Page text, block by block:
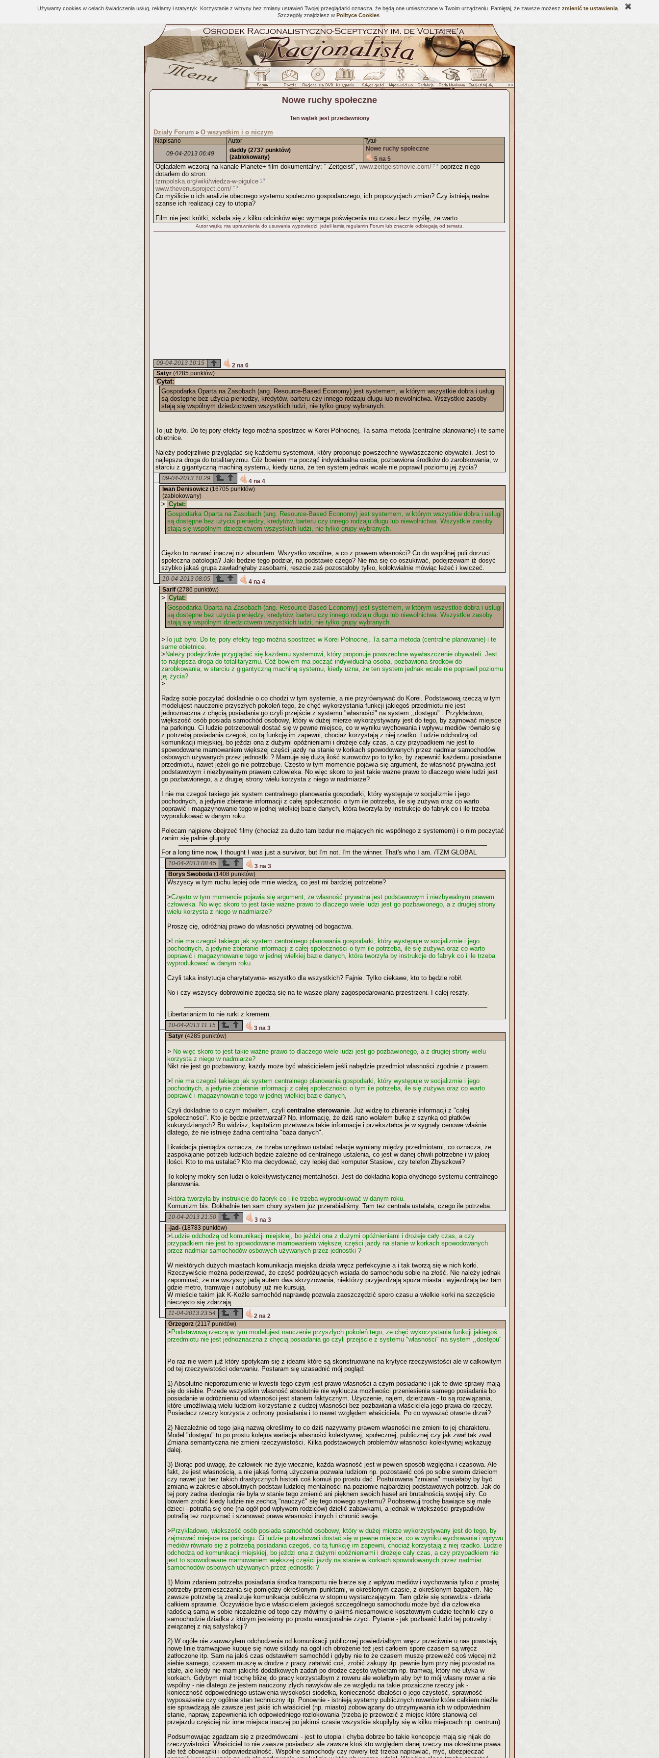
Używamy cookies w celach świadczenia usług, reklamy i statystyk. Korzystanie z witryny bez zmiany ustawień Twojej przeglądarki oznacza, że będą one umieszczane w Twoim urządzeniu. Pamiętaj, że zawsze możesz zmienić te ustawienia
Szczegóły znajdziesz w Polityce Cookies
Nowe ruchy społeczne
Ten wątek jest przedawniony
Działy Forum » O wszystkim i o niczym
Napisano Autor
Tytuł
09-04-2013 06:49
daddy (2737 punktów)
(zablokowany)
Nowe ruchy społeczne
5 na 5
Oglądałem wczoraj na kanale Planete+ film dokumentalny: " Zeitgeist", www.zeitgeistmovie.com/
poprzez niego
dotarłem do stron:
tzmpolska.org/wiki/wiedza-w-pigulce
www.thevenusproject.com/
Co myślicie o ich analizie obecnego systemu spoleczno gospodarczego, ich propozycjach zmian? Czy istnieją realne
szanse ich realizacji czy to utopia?
Film nie jest krótki, składa się z kilku odcinków więc wymaga poświęcenia mu czasu lecz myślę, że warto.
Autor wątku ma uprawnienia do usuwania wypowiedzi, jeżeli łamią regulamin Forum lub znacznie odbiegają od tematu.
09-04-2013 10:15
2 na 6
Satyr (4285 punktów)
Cytat:
Gospodarka Oparta na Zasobach (ang. Resource-Based Economy) jest systemem, w którym wszystkie dobra i usługi
są dostępne bez użycia pieniędzy, kredytów, barteru czy innego rodzaju długu lub niewolnictwa. Wszystkie zasoby
stają się wspólnym dziedzictwem wszystkich ludzi, nie tylko grupy wybranych.
To już było. Do tej pory efekty tego można spostrzec w Korei Północnej. Ta sama metoda (centralne planowanie) i te same
obietnice.
Należy podejrzliwie przyglądać się każdemu systemowi, który proponuje powszechne wywłaszczenie obywateli. Jest to
najlepsza droga do totalitaryzmu. Cóż bowiem ma począć indywidualna osoba, pozbawiona środków do zarobkowania, w
starciu z gigantyczną machiną systemu, kiedy uzna, że ten system jednak wcale nie poprawił poziomu jej życia?
09-04-2013 10:29
4 na 4
Iwan Denisowicz (16705 punktów)
(zablokowany)
> Cytat:
Gospodarka Oparta na Zasobach (ang. Resource-Based Economy) jest systemem, w którym wszystkie dobra i usługi
są dostępne bez użycia pieniędzy, kredytów, barteru czy innego rodzaju długu lub niewolnictwa. Wszystkie zasoby
stają się wspólnym dziedzictwem wszystkich ludzi, nie tylko grupy wybranych.
Ciężko to nazwać inaczej niż absurdem. Wszystko wspólne, a co z prawem własności? Co do wspólnej puli dorzuci
społeczna patologia? Jaki będzie tego podział, na podstawie czego? Nie ma się co oszukiwać, podejrzewam iż dosyć
szybko jakaś grupa zawładnęłaby zasobami, reszcie zaś pozostałoby tylko, kolokwialnie mówiąc leżeć i kwiczeć.
10-04-2013 08:05
4 na 4
Sarif (2786 punktów)
> Cytat:
Gospodarka Oparta na Zasobach (ang. Resource-Based Economy) jest systemem, w którym wszystkie dobra i usługi
są dostępne bez użycia pieniędzy, kredytów, barteru czy innego rodzaju długu lub niewolnictwa. Wszystkie zasoby
stają się wspólnym dziedzictwem wszystkich ludzi, nie tylko grupy wybranych.
>To już było. Do tej pory efekty tego można spostrzec w Korei Północnej. Ta sama metoda (centralne planowanie) i te
same obietnice.
> Należy podejrzliwie przyglądać się każdemu systemowi, który proponuje powszechne wywłaszczenie obywateli. Jest
to najlepsza droga do totalitaryzmu. Cóż bowiem ma począć indywidualna osoba, pozbawiona środków do
zarobkowania, w starciu z gigantyczną machiną systemu, kiedy uzna, że ten system jednak wcale nie poprawił poziomu
jej życia?
>
Radzę sobie poczytać dokładnie o co chodzi w tym systemie, a nie przyrównywać do Korei. Podstawową rzeczą w tym
modelujest nauczenie przyszłych pokoleń tego, że chęć wykorzystania funkcji jakiegoś przedmiotu nie jest
jednoznaczna z chęcią posiadania go czyli przejście z systemu "własności" na system ,,dostępu" . Przykładowo,
większość osób posiada samochód osobowy, który w dużej mierze wykorzystywany jest do tego, by zajmować miejsce
na parkingu. Ci ludzie potrzebowali dostać się w pewne miejsce, co w wyniku wychowania i wpływu mediów równało się
z potrzebą posiadania czegoś, co tą funkcję im zapewni, chociaż korzystają z niej rzadko. Ludzie odchodzą od
komunikacji miejskiej, bo jeździ ona z dużymi opóźnieniami i drożeje cały czas, a czy przypadkiem nie jest to
spowodowane marnowaniem większej części jazdy na stanie w korkach spowodowanych przez nadmiar samochodów
osbowych używanych przez jednostki ? Marnuje się dużą ilość surowców po to tylko, by zapewnić każdemu posiadanie
przedmiotu, nawet jeżeli go nie potrzebuje. Często w tym momencie pojawia się argument, że własność prywatna jest
podstawowym i niezbywalnym prawem człowieka. No więc skoro to jest takie ważne prawo to dlaczego wiele ludzi jest
go pozbawionego, a z drugiej strony wielu korzysta z niego w nadmiarze?
I nie ma czegoś takiego jak system centralnego planowania gospodarki, który występuje w socjalizmie i jego
pochodnych, a jedynie zbieranie informacji z całej społeczności o tym ile potrzeba, ile się zużywa oraz co warto
poprawić i magazynowanie tego w jednej wielkiej bazie danych, która tworzyła by instrukcje do fabryk co i ile trzeba
wyprodukować w danym roku.
Polecam najpierw obejrzeć filmy (chociaż za dużo tam bzdur nie mających nic wspólnego z systemem) i o nim poczytać
zanim się palnie głupoty.
For a long time now, I thought I was just a survivor, but I'm not. I'm the winner. That's who I am. /TZM GLOBAL
10-04-2013 08:45
3 na 3
Borys Swoboda (1408 punktów)
Wszyscy w tym ruchu lepiej ode mnie wiedzą, co jest mi bardziej potrzebne?
>Często w tym momencie pojawia się argument, że własność prywatna jest podstawowym i niezbywalnym prawem
człowieka. No więc skoro to jest takie ważne prawo to dlaczego wiele ludzi jest go pozbawionego, a z drugiej strony
wielu korzysta z niego w nadmiarze?
Proszę cię, odróżniaj prawo do własności prywatnej od bogactwa.
> I nie ma czegoś takiego jak system centralnego planowania gospodarki, który występuje w socjalizmie i jego
pochodnych, a jedynie zbieranie informacji z całej społeczności o tym ile potrzeba, ile się zużywa oraz co warto
poprawić i magazynowanie tego w jednej wielkiej bazie danych, która tworzyła by instrukcje do fabryk co i ile trzeba
wyprodukować w danym roku.
Czyli taka instytucja charytatywna- wszystko dla wszystkich? Fajnie. Tylko ciekawe, kto to będzie robił.
No i czy wszyscy dobrowolnie zgodzą się na te wasze plany zagospodarowania przestrzeni. I całej reszty.
Libertarianizm to nie rurki z kremem.
10-04-2013 11:15
3 na 3
Satyr (4285 punktów)
> No więc skoro to jest takie ważne prawo to dlaczego wiele ludzi jest go pozbawionego, a z drugiej strony wielu
korzysta z niego w nadmiarze?
Nikt nie jest go pozbawiony, każdy może być właścicielem jeśli nabędzie przedmiot własności zgodnie z prawem.
> I nie ma czegoś takiego jak system centralnego planowania gospodarki, który występuje w socjalizmie i jego
pochodnych, a jedynie zbieranie informacji z całej społeczności o tym ile potrzeba, ile się zużywa oraz co warto
poprawić i magazynowanie tego w jednej wielkiej bazie danych,
Czyli dokładnie to o czym mówiłem, czyli centralne sterowanie. Już widzę to zbieranie informacji z "całej
społeczności". Kto je będzie przetwarzał? Np. informację, że dziś rano wolałem bułkę z szynką od płatków
kukurydzianych? Bo widzisz, kapitalizm przetwarza takie informacje i przekształca je w sygnały cenowe właśnie
dlatego, że nie istnieje żadna centralna "baza danych".
Likwidacja pieniądza oznacza, że trzeba urzędowo ustalać relacje wymiany między przedmiotami, co oznacza, że
zaspokajanie potrzeb ludzkich będzie zależne od centralnego ustalenia, co jest w danej chwili potrzebne i w jakiej
ilości. Kto to ma ustalać? Kto ma decydować, czy lepiej dać komputer Stasiowi, czy telefon Zbyszkowi?
To kolejny mokry sen ludzi o kolektywistycznej mentalności. Jest do dokładna kopia ohydnego systemu centralnego
planowania.
> która tworzyła by instrukcje do fabryk co i ile trzeba wyprodukować w danym roku.
Komunizm bis. Dokładnie ten sam chory system już przerabialiśmy. Tam też centrala ustalała, czego ile potrzeba.
10-04-2013 21:50
3 na 3
-jad- (18783 punktów)
> Ludzie odchodzą od komunikacji miejskiej, bo jeździ ona z dużymi opóźnieniami i drożeje cały czas, a czy
przypadkiem nie jest to spowodowane marnowaniem większej części jazdy na stanie w korkach spowodowanych
przez nadmiar samochodów osbowych używanych przez jednostki ?
W niektórych dużych miastach komunikacja miejska działa wręcz perfekcyjnie a i tak tworzą się w nich korki.
Rzeczywiście można podejrzewać, że część podróżujących wsiada do samochodu sobie na złość. Nie należy jednak
zapominać, że nie wszyscy jadą autem dwa skrzyżowania; niektórzy przyjeżdżają spoza miasta i wyjeżdżają też tam
gdzie metro, tramwaje i autobusy już nie kursują.
W mieście takim jak K-Koźle samochód naprawdę pozwala zaoszczędzić sporo czasu a wielkie korki na szczęście
nieczęsto się zdarzają.
11-04-2013 23:54
2 na 2
Grzegorz (2117 punktów)
> Podstawową rzeczą w tym modelujest nauczenie przyszłych pokoleń tego, że chęć wykorzystania funkcji jakiegoś
przedmiotu nie jest jednoznaczna z chęcią posiadania go czyli przejście z systemu "własności" na system ,,dostępu"
.
Po raz nie wiem już który spotykam się z ideami które są skonstruowane na krytyce rzeczywistości ale w całkowitym
od tej rzeczywistości oderwaniu. Postaram się uzasadnić mój pogląd:
1) Absolutne nieporozumienie w kwestii tego czym jest prawo własności a czym posiadanie i jak te dwie sprawy mają
się do siebie. Przede wszystkim własność absolutnie nie wyklucza możliwości przeniesienia samego posiadania bo
posiadanie w odróżnieniu od własności jest stanem faktycznym. Użyczenie, najem, dzierżawa - to są rozwiązania,
które umożliwiają wielu ludziom korzystanie z cudzej własności bez pozbawiania właściciela jego prawa do rzeczy.
Posiadacz rzeczy korzysta z ochrony posiadania i to nawet względem właściciela. Po co wyważać otwarte drzwi?
2) Niezależnie od tego jaką nazwą określimy to co dziś nazywamy prawem własności nie zmieni to jej charakteru.
Model "dostępu" to po prostu kolejna wariacja własności kolektywnej, społecznej, publicznej czy jak zwał tak zwał.
Zmiana semantyczna nie zmieni rzeczywistości. Kilka podstawowych problemów własności kolektywnej wskazuję
dalej.
3) Biorąc pod uwagę, że człowiek nie żyje wiecznie, każda własność jest w pewien sposób względna i czasowa. Ale
fakt, że jest własnością, a nie jakąś formą użyczenia pozwala ludziom np. pozostawić coś po sobie swoim dzieciom
czy nawet już bez takich drastycznych historii coś komuś po prostu dać. Postulowana "zmiana" musiałaby by być
zmianą w zakresie absolutnych podstaw ludzkiej mentalności na poziomie najbardziej podstawowych potrzeb. Jak do
tej pory żadna ideologia nie była w stanie tego zmienić ani pięknem swoich haseł ani brutalnością swojej siły. Co
bowiem zrobić kiedy ludzie nie zechcą "nauczyć" się tego nowego systemu? Poobserwuj trochę bawiące się małe
dzieci - potrafią się one (na ogół pod wpływem rodziców) dzielić zabawkami, a jednak w większości przypadków
potrafią też rozpoznać i szanować prawa własności innych i chronić swoje.
> Przykładowo, większość osób posiada samochód osobowy, który w dużej mierze wykorzystywany jest do tego, by
zajmować miejsce na parkingu. Ci ludzie potrzebowali dostać się w pewne miejsce, co w wyniku wychowania i wpływu
mediów równało się z potrzebą posiadania czegoś, co tą funkcję im zapewni, chociaż korzystają z niej rzadko. Ludzie
odchodzą od komunikacji miejskiej, bo jeździ ona z dużymi opóźnieniami i drożeje cały czas, a czy przypadkiem nie
jest to spowodowane marnowaniem większej części jazdy na stanie w korkach spowodowanych przez nadmiar
samochodów osbowych używanych przez jednostki ?
1) Moim zdaniem potrzeba posiadania środka transportu nie bierze się z wpływu mediów i wychowania tylko z prostej
potrzeby przemieszczania się pomiędzy określonymi punktami, w określonym czasie, z określonym bagażem. Nie
zawsze potrzebę tą zrealizuje komunikacja publiczna w stopniu wystarczającym. Tam gdzie się sprawdza - działa
całkiem sprawnie. Oczywiście bycie właścicielem jakiegoś szczególnego samochodu może być dla człowieka
radością samą w sobie niezależnie od tego czy mówimy o jakimś niesamowicie kosztownym cudzie techniki czy o
samochodzie dziadka z którym jesteśmy po prostu emocjonalnie zżyci. Pytanie - jak pozbawić ludzi tej potrzeby i
związanej z nią satysfakcji?
2) W ogóle nie zauważyłem odchodzenia od komunikacji publicznej powiedziałbym wręcz przeciwnie u nas powstają
nowe linie tramwajowe kupuje się nowe składy na ogół ich obłożenie też jest całkiem spore czasem są wręcz
zatłoczone itp. Sam na jakiś czas odstawiłem samochód i gdyby nie to że czasem muszę przewieźć coś więcej niż
siebie samego, czasem muszę w drodze z pracy załatwić coś, zrobić zakupy itp. pewnie bym przy niej pozostał na
stałe, ale kiedy nie mam jakichś dodatkowych zadań po drodze często wybieram np. tramwaj, który nie utyka w
korkach. Gdybym miał trochę bliżej do pracy korzystałbym z roweru ale wolałbym aby był to mój własny rower a nie
wspólny - nie dlatego że jestem nauczony złych nawyków ale ze względu na takie prozaiczne rzeczy jak -
konieczność odpowiedniego ustawienia wysokości siodełka, konieczność dbałości o jego czystość, sprawność
wyposażenie czy ogólnie stan techniczny itp. Ponownie - istnieją systemy publicznych rowerów które całkiem nieźle
sie sprawdzają ale zawsze jest jakiś ich właściciel (np. miasto) zobowiązany do utrzymywania ich w odpowiednim
stanie, napraw, zapewnienia ich odpowiedniego rozlokowania (trzeba je przewozić z miejsc które stanowią cel
przejazdu częściej niż inne miejsca inaczej po jakimś czasie wszystkie skupiłyby się w kilku miejscach np. centrum).
Podsumowując zgadzam się z przedmówcami - jest to utopia i chyba dobrze bo takie koncepcje mają się nijak do
rzeczywistości. Właściciel to nie zawsze posiadacz ale zawsze ktoś kto względem danej rzeczy ma określone prawa
ale też obowiązki i odpowiedzialność. Wspólne samochody czy rowery też trzeba naprawiać, myć, ubezpieczać